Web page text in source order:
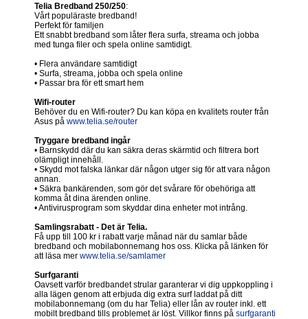
Telia Bredband 250/250:
Vårt populäraste bredband!
Perfekt för familjen
Ett snabbt bredband som låter flera surfa, streama och jobba
med tunga filer och spela online samtidigt.
• Flera användare samtidigt
• Surfa, streama, jobba och spela online
• Passar bra för ett smart hem
Wifi-router
Behöver du en Wifi-router? Du kan köpa en kvalitets router från
Asus på www.telia.se/router
Tryggare bredband ingår
• Barnskydd där du kan säkra deras skärmtid och filtrera bort
olämpligt innehåll.
• Skydd mot falska länkar där någon utger sig för att vara någon
annan.
• Säkra bankärenden, som gör det svårare för obehöriga att
komma åt dina ärenden online.
• Antivirusprogram som skyddar dina enheter mot intrång.
Samlingsrabatt - Det är Telia.
Få upp till 100 kr i rabatt varje månad när du samlar både
bredband och mobilabonnemang hos oss. Klicka på länken för
att läsa mer www.telia.se/samlamer
Surfgaranti
Oavsett varför bredbandet strular garanterar vi dig uppkoppling i
alla lägen genom att erbjuda dig extra surf laddat på ditt
mobilabonnemang (om du har Telia) eller lån av router inkl. ett
mobilt bredband tills problemet är löst. Villkor finns på surfgaranti